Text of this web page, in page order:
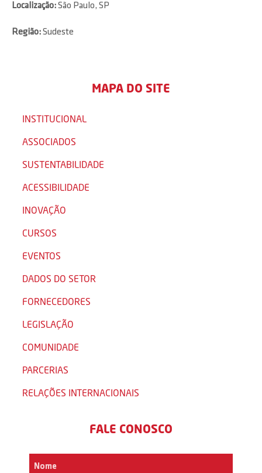
Localização:São Paulo, SP
Região:Sudeste
MAPA DO SITE
INSTITUCIONAL
ASSOCIADOS
SUSTENTABILIDADE
ACESSIBILIDADE
INOVAÇÃO
CURSOS
EVENTOS
DADOS DO SETOR
FORNECEDORES
LEGISLAÇÃO
COMUNIDADE
PARCERIAS
RELAÇÕES INTERNACIONAIS
FALE CONOSCO